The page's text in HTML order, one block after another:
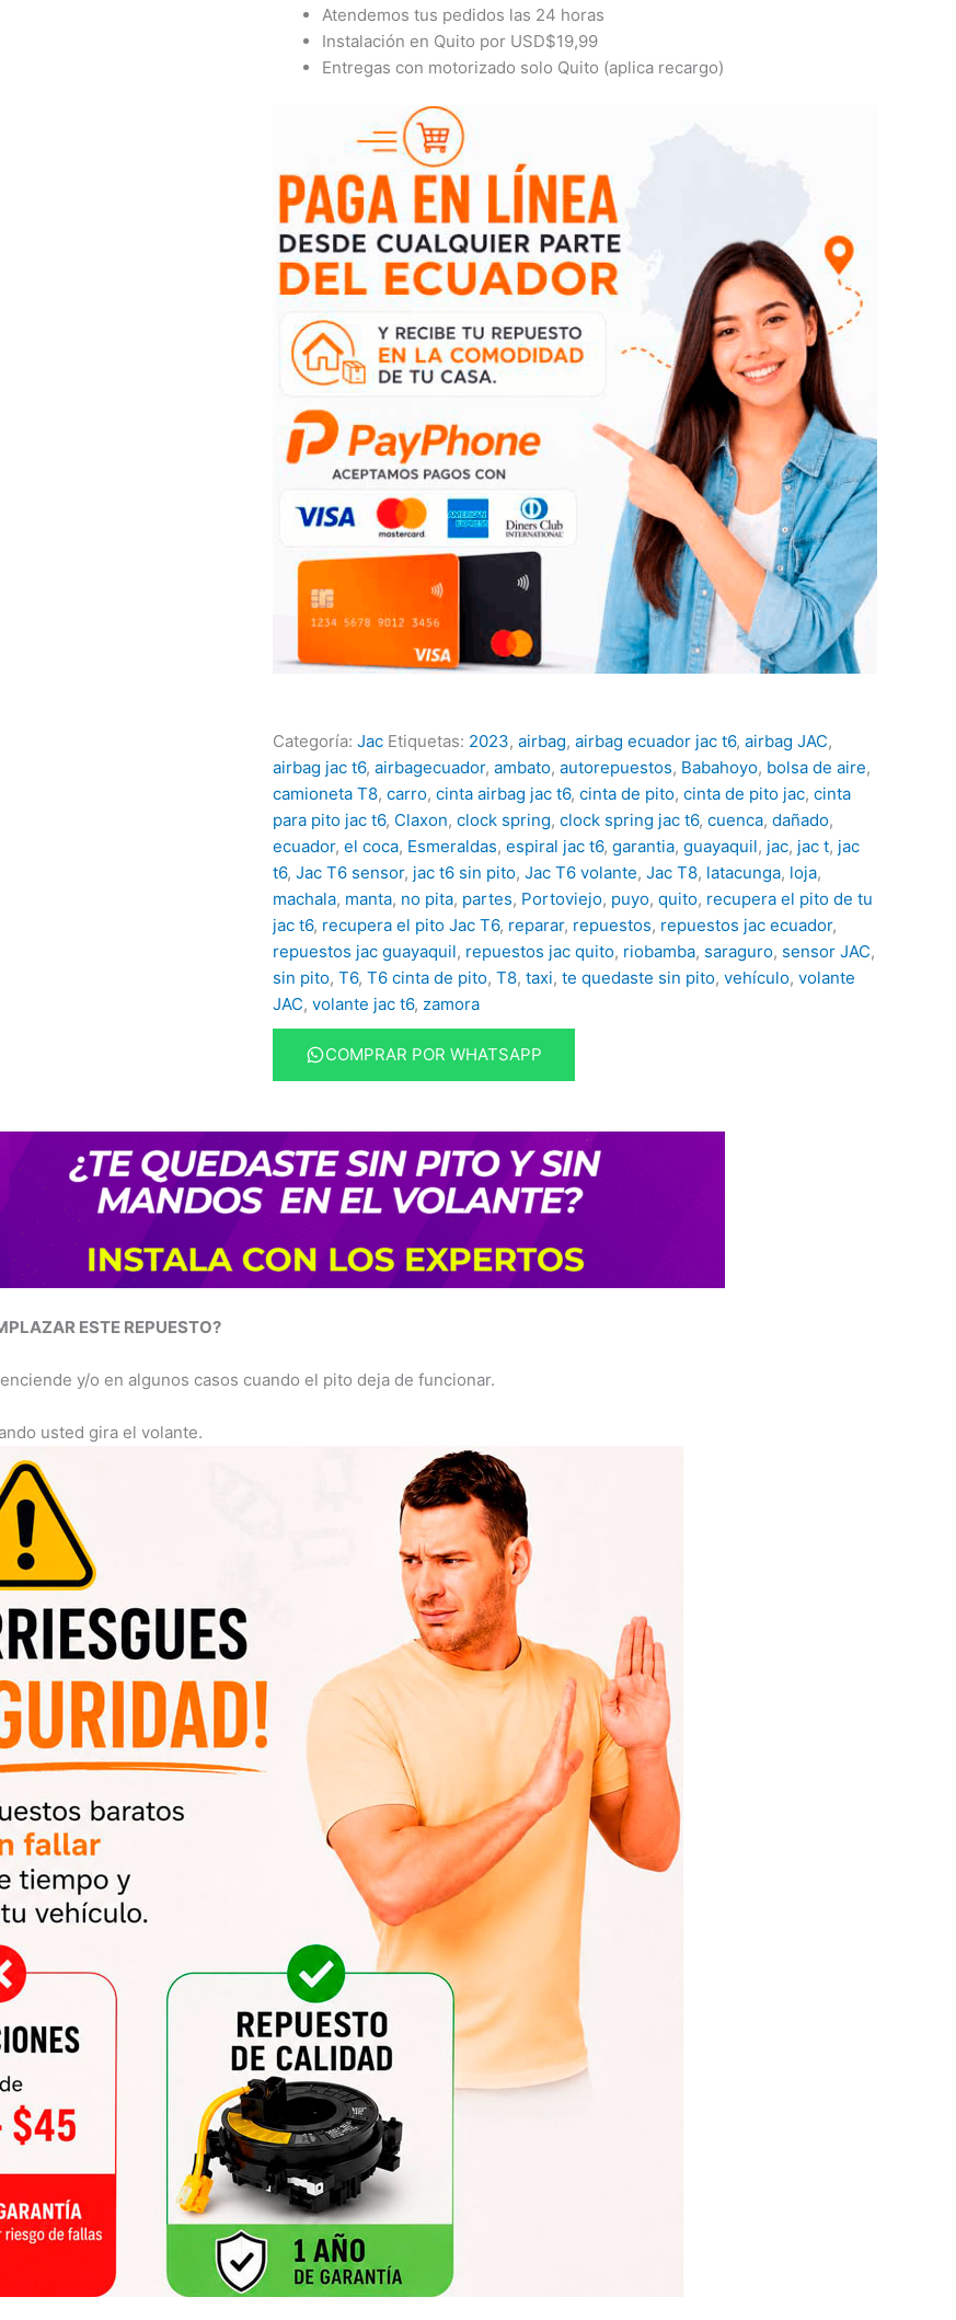
Atendemos tus pedidos las 24 horas
Instalación en Quito por USD$19,99
Entregas con motorizado solo Quito (aplica recargo)
Categoría: Jac Etiquetas: 2023, airbag, airbag ecuador jac t6, airbag JAC,
airbag jac t6, airbagecuador, ambato, autorepuestos, Babahoyo, bolsa de aire,
camioneta T8, carro, cinta airbag jac t6, cinta de pito, cinta de pito jac, cinta
para pito jac t6, Claxon, clock spring, clock spring jac t6, cuenca, dañado,
ecuador, el coca, Esmeraldas, espiral jac t6, garantia, guayaquil, jac, jac t, jac
t6, Jac T6 sensor, jac t6 sin pito, Jac T6 volante, Jac T8, latacunga, loja,
machala, manta, no pita, partes, Portoviejo, puyo, quito, recupera el pito de tu
jac t6, recupera el pito Jac T6, reparar, repuestos, repuestos jac ecuador,
repuestos jac guayaquil, repuestos jac quito, riobamba, saraguro, sensor JAC,
sin pito, T6, T6 cinta de pito, T8, taxi, te quedaste sin pito, vehículo, volante
JAC, volante jac t6, zamora
COMPRAR POR WHATSAPP
ESTE REPUESTO?
y/o en algunos casos cuando el pito deja de funcionar.
usted gira el volante.